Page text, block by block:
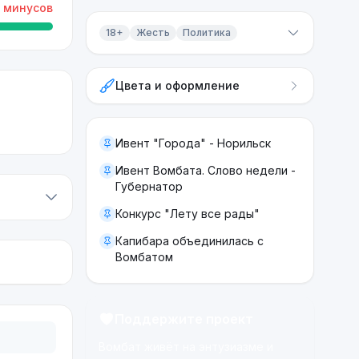
минусов
18+ Жесть Политика
ЖестьЦвета и оформление
Ивент "Города" - Норильск
Ивент Вомбата. Слово недели -
Губернатор
Конкурс "Лету все рады"
Капибара объединилась с
Вомбатом